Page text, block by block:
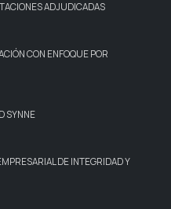
ADJUDICADAS
CON ENFOQUE POR
SYNNE
DE INTEGRIDAD Y